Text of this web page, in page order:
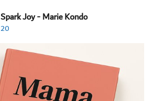
Spark Joy - Marie Kondo
20